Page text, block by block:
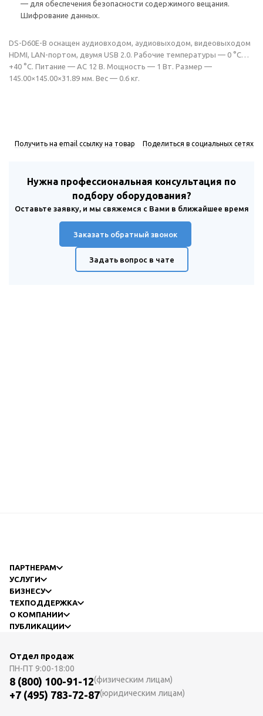
— для обеспечения безопасности содержимого вещания.
Шифрование данных.
DS-D60E-B оснащен аудиовходом, аудиовыходом, видеовыходом
HDMI, LAN-портом, двумя USB 2.0. Рабочие температуры — 0 °C…
+40 °C. Питание — AC 12 В. Мощность — 1 Вт. Размер —
145.00×145.00×31.89 мм. Вес — 0.6 кг.
Получить на email ссылку на товар Поделиться в социальных сетях
Нужна профессиональная консультация по
подбору оборудования?
Оставьте заявку, и мы свяжемся с Вами в ближайшее время
Заказать обратный звонок
Задать вопрос в чате
ПАРТНЕРАМ
УСЛУГИ
БИЗНЕСУ
ТЕХПОДДЕРЖКА
О КОМПАНИИ
ПУБЛИКАЦИИ
Отдел продаж
ПН-ПТ 9:00-18:00
8 (800) 100-91-12(физическим лицам)
+7 (495) 783-72-87(юридическим лицам)